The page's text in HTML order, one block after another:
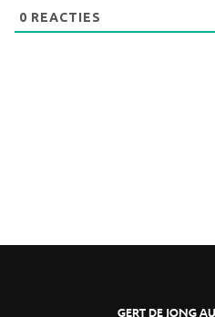
0 REACTIES
GERT DE JONG